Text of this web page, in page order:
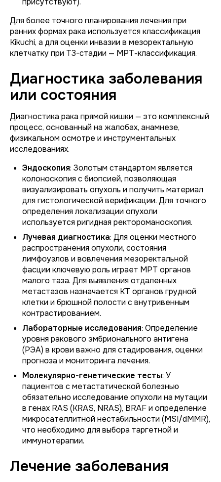
Для более точного планирования лечения при
ранних формах рака используется классификация
Kikuchi, а для оценки инвазии в мезоректальную
клетчатку при T3-стадии — МРТ-классификация.
Диагностика заболевания
или состояния
Диагностика рака прямой кишки — это комплексный
процесс, основанный на жалобах, анамнезе,
физикальном осмотре и инструментальных
исследованиях.
Эндоскопия: Золотым стандартом является
колоноскопия с биопсией, позволяющая
визуализировать опухоль и получить материал
для гистологической верификации. Для точного
определения локализации опухоли
используется ригидная ректороманоскопия.
Лучевая диагностика: Для оценки местного
распространения опухоли, состояния
лимфоузлов и вовлечения мезоректальной
фасции ключевую роль играет МРТ органов
малого таза. Для выявления отдаленных
метастазов назначается КТ органов грудной
клетки и брюшной полости с внутривенным
контрастированием.
Лабораторные исследования: Определение
уровня ракового эмбрионального антигена
(РЭА) в крови важно для стадирования, оценки
прогноза и мониторинга лечения.
Молекулярно-генетические тесты: У
пациентов с метастатической болезнью
обязательно исследование опухоли на мутации
в генах RAS (KRAS, NRAS), BRAFи определение
микросателлитной нестабильности (MSI/dMMR),
что необходимо для выбора таргетной и
иммунотерапии.
Лечение заболевания